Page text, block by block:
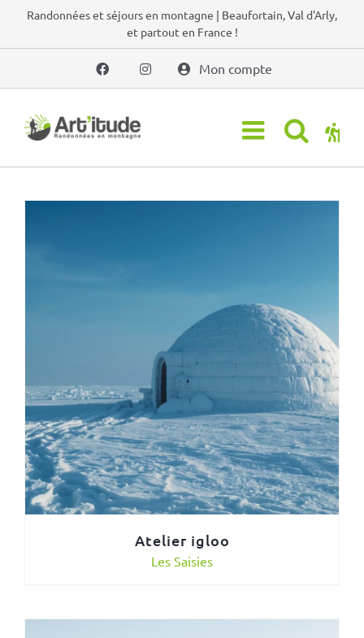
PasserRandonnées et séjours en montagne | Beaufortain, Val d'Arly,
et partout en France !
Mon compte
Atelier igloo
Les Saisies